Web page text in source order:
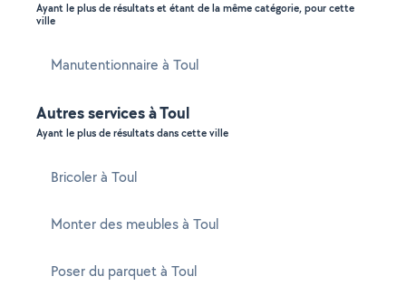
Ayant le plus de résultats et étant de la même catégorie, pour cette
ville
Manutentionnaire à Toul
Autres services à Toul
Ayant le plus de résultats dans cette ville
Bricoler à Toul
Monter des meubles à Toul
Poser du parquet à Toul